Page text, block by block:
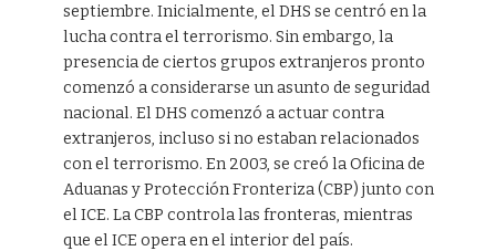
septiembre. Inicialmente, el DHS se centró en la
lucha contra el terrorismo. Sin embargo, la
presencia de ciertos grupos extranjeros pronto
comenzó a considerarse un asunto de seguridad
nacional. El DHS comenzó a actuar contra
extranjeros, incluso si no estaban relacionados
con el terrorismo. En 2003, se creó la Oficina de
Aduanas y Protección Fronteriza (CBP) junto con
el ICE. La CBP controla las fronteras, mientras
que el ICE opera en el interior del país.